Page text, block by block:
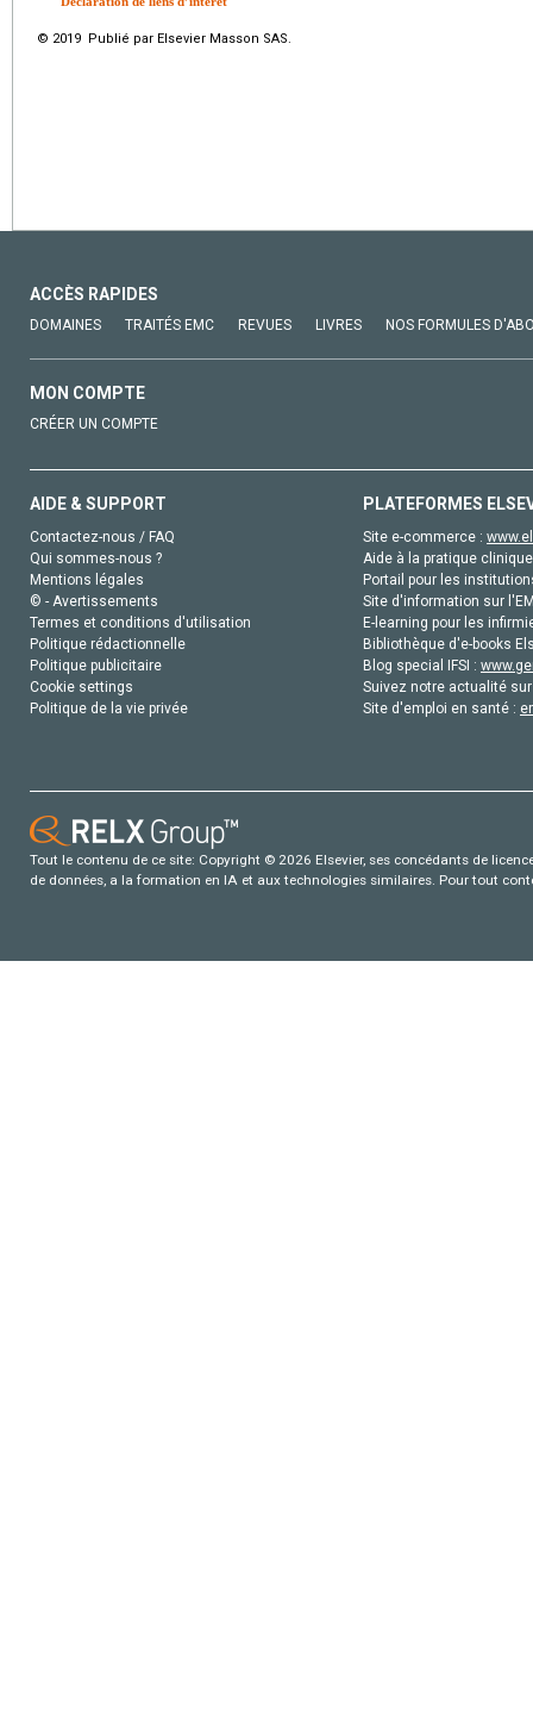
© 2019 Publié par Elsevier Masson SAS.
ACCÈS RAPIDES
DOMAINES TRAITÉS EMC REVUES LIVRES NOS FORMULES
MON COMPTE
CRÉER UN COMPTE
AIDE & SUPPORT
Contactez-nous / FAQ
Qui sommes-nous ?
Mentions légales
© - Avertissements
Termes et conditions d'utilisation
Politique rédactionnelle
Politique publicitaire
Cookie settings
Politique de la vie privée
PLATEFORMES
Site e-commerce :
Aide à la pratique
Portail pour les
Site d'information sur
E-learning pour les
Bibliothèque d'e-books
Blog special IFSI :
Suivez notre actualité
Site d'emploi en santé :
Tout le contenu de ce site: Copyright © 2026 Elsevier, ses concédants de
de données, a la formation en IA et aux technologies similaires. Pour tout